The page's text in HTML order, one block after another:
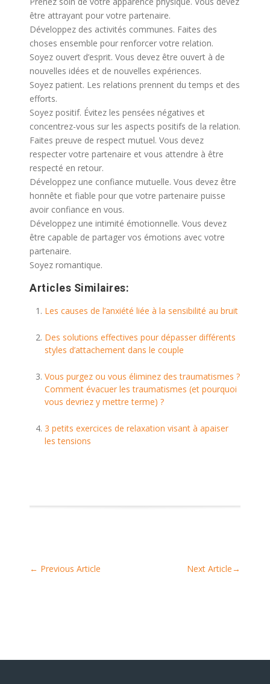
être attrayant pour votre partenaire.
Développez des activités communes. Faites des
choses ensemble pour renforcer votre relation.
Soyez ouvert d’esprit. Vous devez être ouvert à de
nouvelles idées et de nouvelles expériences.
Soyez patient. Les relations prennent du temps et des
efforts.
Soyez positif. Évitez les pensées négatives et
concentrez-vous sur les aspects positifs de la relation.
Faites preuve de respect mutuel. Vous devez
respecter votre partenaire et vous attendre à être
respecté en retour.
Développez une confiance mutuelle. Vous devez être
honnête et fiable pour que votre partenaire puisse
avoir confiance en vous.
Développez une intimité émotionnelle. Vous devez
être capable de partager vos émotions avec votre
partenaire.
Soyez romantique.
Articles Similaires:
Les causes de l’anxiété liée à la sensibilité au bruit
Des solutions effectives pour dépasser différents
styles d’attachement dans le couple
Vous purgez ou vous éliminez des traumatismes ?
Comment évacuer les traumatismes (et pourquoi
vous devriez y mettre terme) ?
3 petits exercices de relaxation visant à apaiser
les tensions
← Previous Article Next Article→